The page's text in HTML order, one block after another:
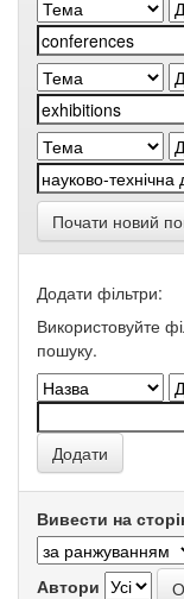
Почати новий
Додати фільтри:
Використовуйте
пошуку.
Вивести на
Автори